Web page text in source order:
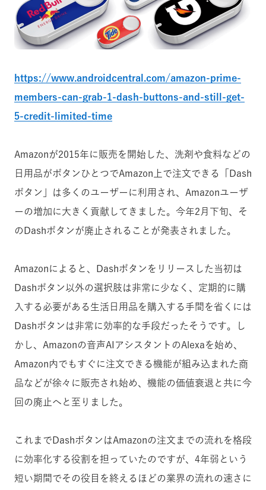
https://www.androidcentral.com/amazon-prime-
members-can-grab-1-dash-buttons-and-still-get-
5-credit-limited-time
Amazonが2015年に販売を開始した、洗剤や食料などの
日用品がボタンひとつでAmazon上で注文できる「Dash
ボタン」は多くのユーザーに利用され、Amazonユーザ
ーの増加に大きく貢献してきました。今年2月下旬、そ
のDashボタンが廃止されることが発表されました。
Amazonによると、Dashボタンをリリースした当初は
Dashボタン以外の選択肢は非常に少なく、定期的に購
入する必要がある生活日用品を購入する手間を省くには
Dashボタンは非常に効率的な手段だったそうです。し
かし、Amazonの音声AIアシスタントのAlexaを始め、
Amazon内でもすぐに注文できる機能が組み込まれた商
品などが徐々に販売され始め、機能の価値衰退と共に今
回の廃止へと至りました。
これまでDashボタンはAmazonの注文までの流れを格段
に効率化する役割を担っていたのですが、4年弱という
短い期間でその役目を終えるほどの業界の流れの速さに